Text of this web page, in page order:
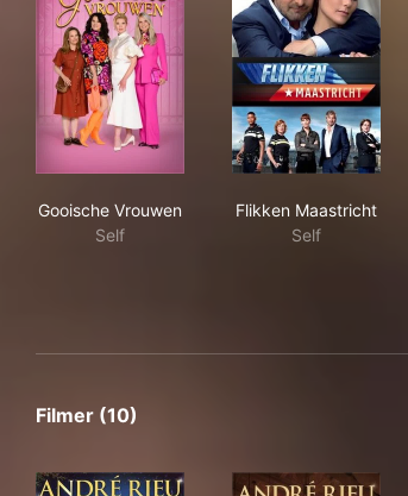
Gooische Vrouwen
Self
Flikken Maastricht
Self
Filmer (10)